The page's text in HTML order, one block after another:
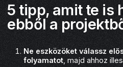
5 tipp, amit te is
ebből a
Ne eszközöket válassz
folyamatot , majd ahhoz